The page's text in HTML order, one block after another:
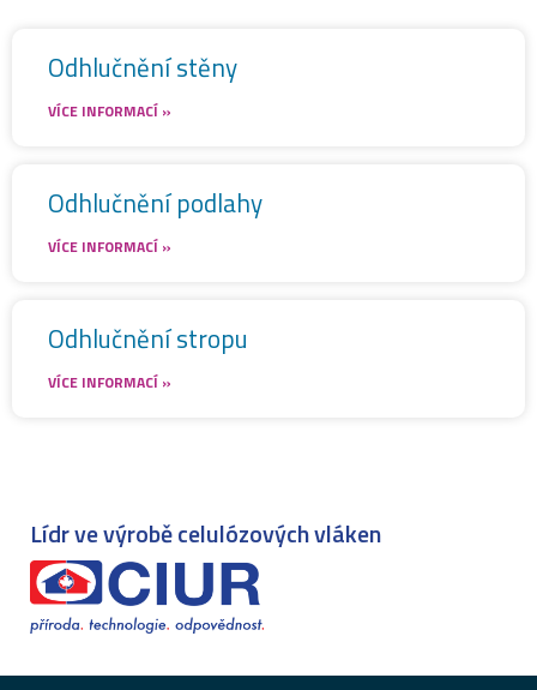
Odhlučnění stěny
VÍCE INFORMACÍ »
Odhlučnění podlahy
VÍCE INFORMACÍ »
Odhlučnění stropu
VÍCE INFORMACÍ »
Lídr ve výrobě celulózových vláken